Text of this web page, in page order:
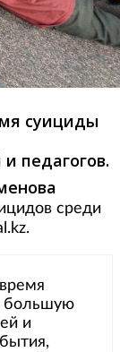
суициды
педагогов.
среди
большую
и